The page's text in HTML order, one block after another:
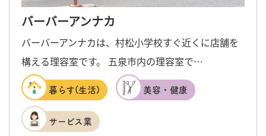
バーバーアンナカ
バーバーアンナカは、村松小学校すぐ近くに店舗を
構える理容室です。 五泉市内の理容室で…
暮らす(生活) 美容・健康
サービス業